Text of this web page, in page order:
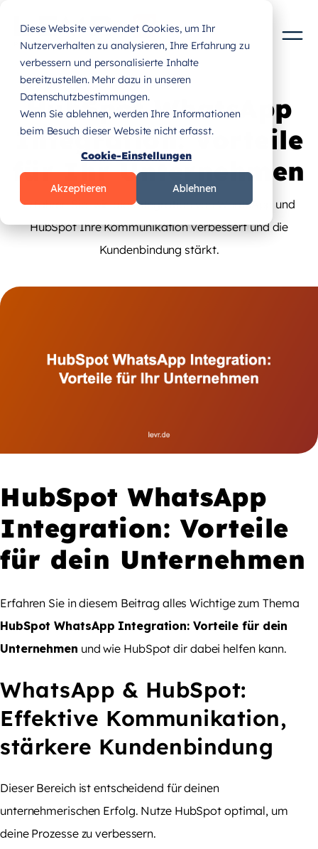
Diese Website verwendet Cookies, um Ihr
Nutzerverhalten zu analysieren, Ihre Erfahrung zu
verbessern und personalisierte Inhalte
bereitzustellen. Mehr dazu in unseren
Datenschutzbestimmungen.
Wenn Sie ablehnen, werden Ihre Informationen
beim Besuch dieser Website nicht erfasst.
Cookie-Einstellungen
Akzeptieren Ablehnen
HubSpot WhatsApp
Integration: Vorteile
für Ihr Unternehmen
Erfahren Sie, wie die Integration von WhatsApp und
HubSpot Ihre Kommunikation verbessert und die
Kundenbindung stärkt.
HubSpot WhatsApp
Integration: Vorteile
für dein Unternehmen
Erfahren Sie in diesem Beitrag alles Wichtige zum Thema
HubSpot WhatsApp Integration: Vorteile für dein
Unternehmen und wie HubSpot dir dabei helfen kann.
WhatsApp & HubSpot:
Effektive Kommunikation,
stärkere Kundenbindung
Dieser Bereich ist entscheidend für deinen
unternehmerischen Erfolg. Nutze HubSpot optimal, um
deine Prozesse zu verbessern.